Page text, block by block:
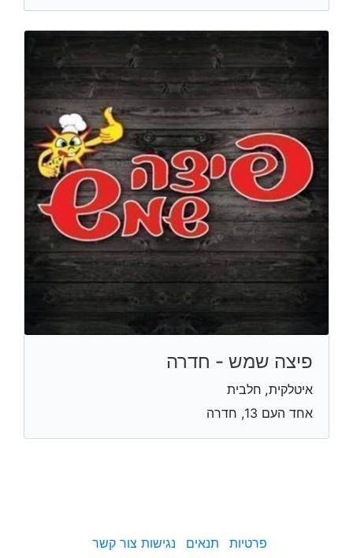
פיצה שמש - חדרה
איטלקית, חלבית
אחד העם 13, חדרה
פרטיות תנאים נגישות צור קשר